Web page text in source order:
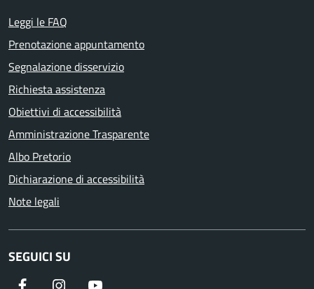
Leggi le FAQ
Prenotazione appuntamento
Segnalazione disservizio
Richiesta assistenza
Obiettivi di accessibilità
Amministrazione Trasparente
Albo Pretorio
Dichiarazione di accessibilità
Note legali
SEGUICI SU